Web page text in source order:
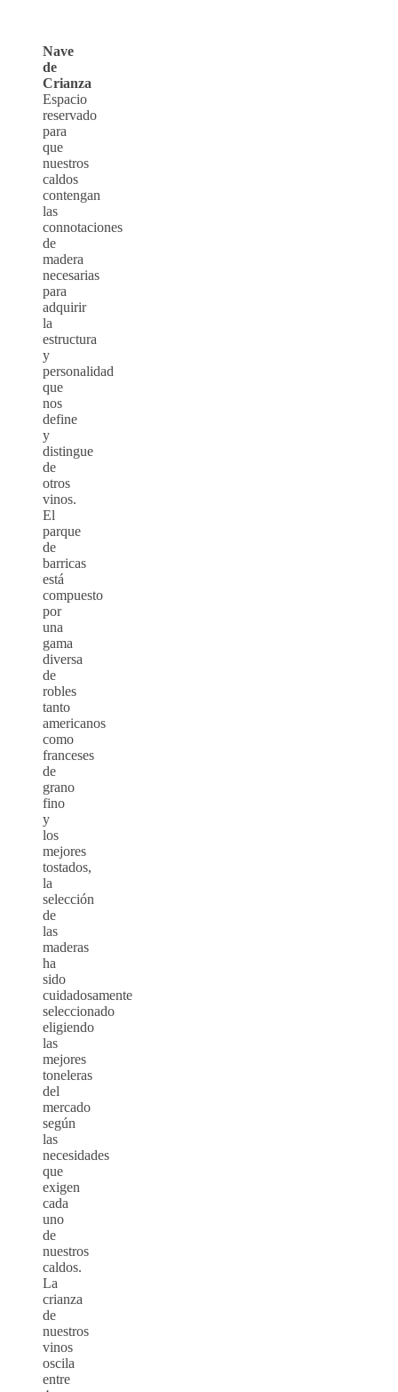
Nave
de
Crianza
Espacio
reservado
para
que
nuestros
caldos
contengan
las
connotaciones
de
madera
necesarias
para
adquirir
la
estructura
y
personalidad
que
nos
define
y
distingue
de
otros
vinos.
El
parque
de
barricas
está
compuesto
por
una
gama
diversa
de
robles
tanto
americanos
como
franceses
de
grano
fino
y
los
mejores
tostados,
la
selección
de
las
maderas
ha
sido
cuidadosamente
seleccionado
eligiendo
las
mejores
toneleras
del
mercado
según
las
necesidades
que
exigen
cada
uno
de
nuestros
caldos.
La
crianza
de
nuestros
vinos
oscila
entre